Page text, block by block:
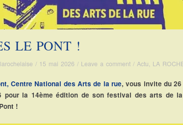
LE PONT !
/ 15 mai 2026 / Leave a comment / Actu, LA
Centre National des Arts de la rue, vous invite du 26
pour la 14ème édition de son festival des arts de
!